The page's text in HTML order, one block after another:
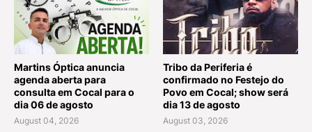
Martins Óptica anuncia
agenda aberta para
consulta em Cocal para o
dia 06 de agosto
August 04, 2026
Tribo da Periferia é
confirmado no Festejo do
Povo em Cocal; show será
dia 13 de agosto
August 03, 2026